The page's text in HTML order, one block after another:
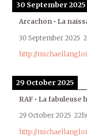
30 September 2025
Arcachon • La
30 September 2025
http://
29 October 2025
RAF • La
29 October 2025
http://